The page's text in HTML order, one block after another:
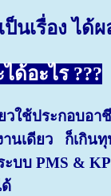
ป็นเรื่อง ได้
ด้อะไร ???
วใช้ประกอบอา
านเดียว ก็เกินทุ
ะบบ PMS &